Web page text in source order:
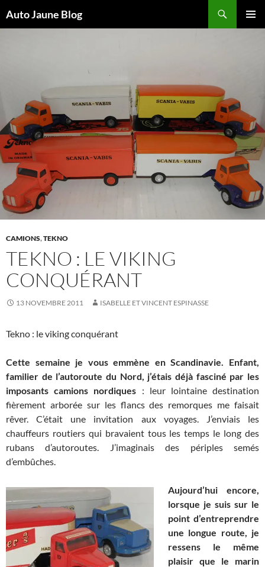
Auto Jaune Blog
CAMIONS,TEKNO
TEKNO : LE VIKING
CONQUÉRANT
13 NOVEMBRE 2011 ISABELLE ET VINCENT ESPINASSE
Tekno : le viking conquérant
Cette semaine je vous emmène en Scandinavie. Enfant,
familier de l’autoroute du Nord, j’étais déjà fasciné par les
imposants camions nordiques : leur lointaine destination
fièrement arborée sur les flancs des remorques me faisait
rêver. C’était une invitation aux voyages. J’enviais les
chauffeurs routiers qui bravaient tous les temps le long des
rubans d’autoroutes. J’imaginais des périples semés
d’embûches.
Aujourd’hui encore,
lorsque je suis sur le
point d’entreprendre
une longue route, je
ressens le même
plaisir que le marin